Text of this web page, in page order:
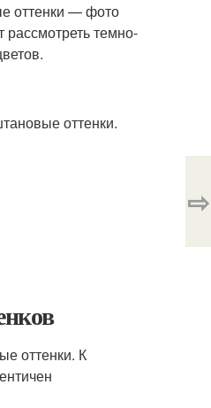
оттенки — фото
рассмотреть темно-
оттенки.
оттенки. К
⇨